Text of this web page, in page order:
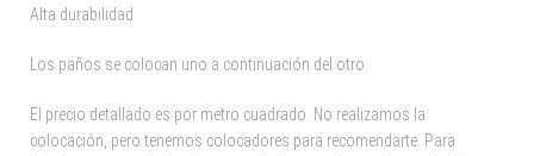
Alta durabilidad
Los paños se colocan uno a continuación del otro.
El precio detallado es por metro cuadrado. No realizamos la
colocación, pero tenemos colocadores para recomendarte. Para